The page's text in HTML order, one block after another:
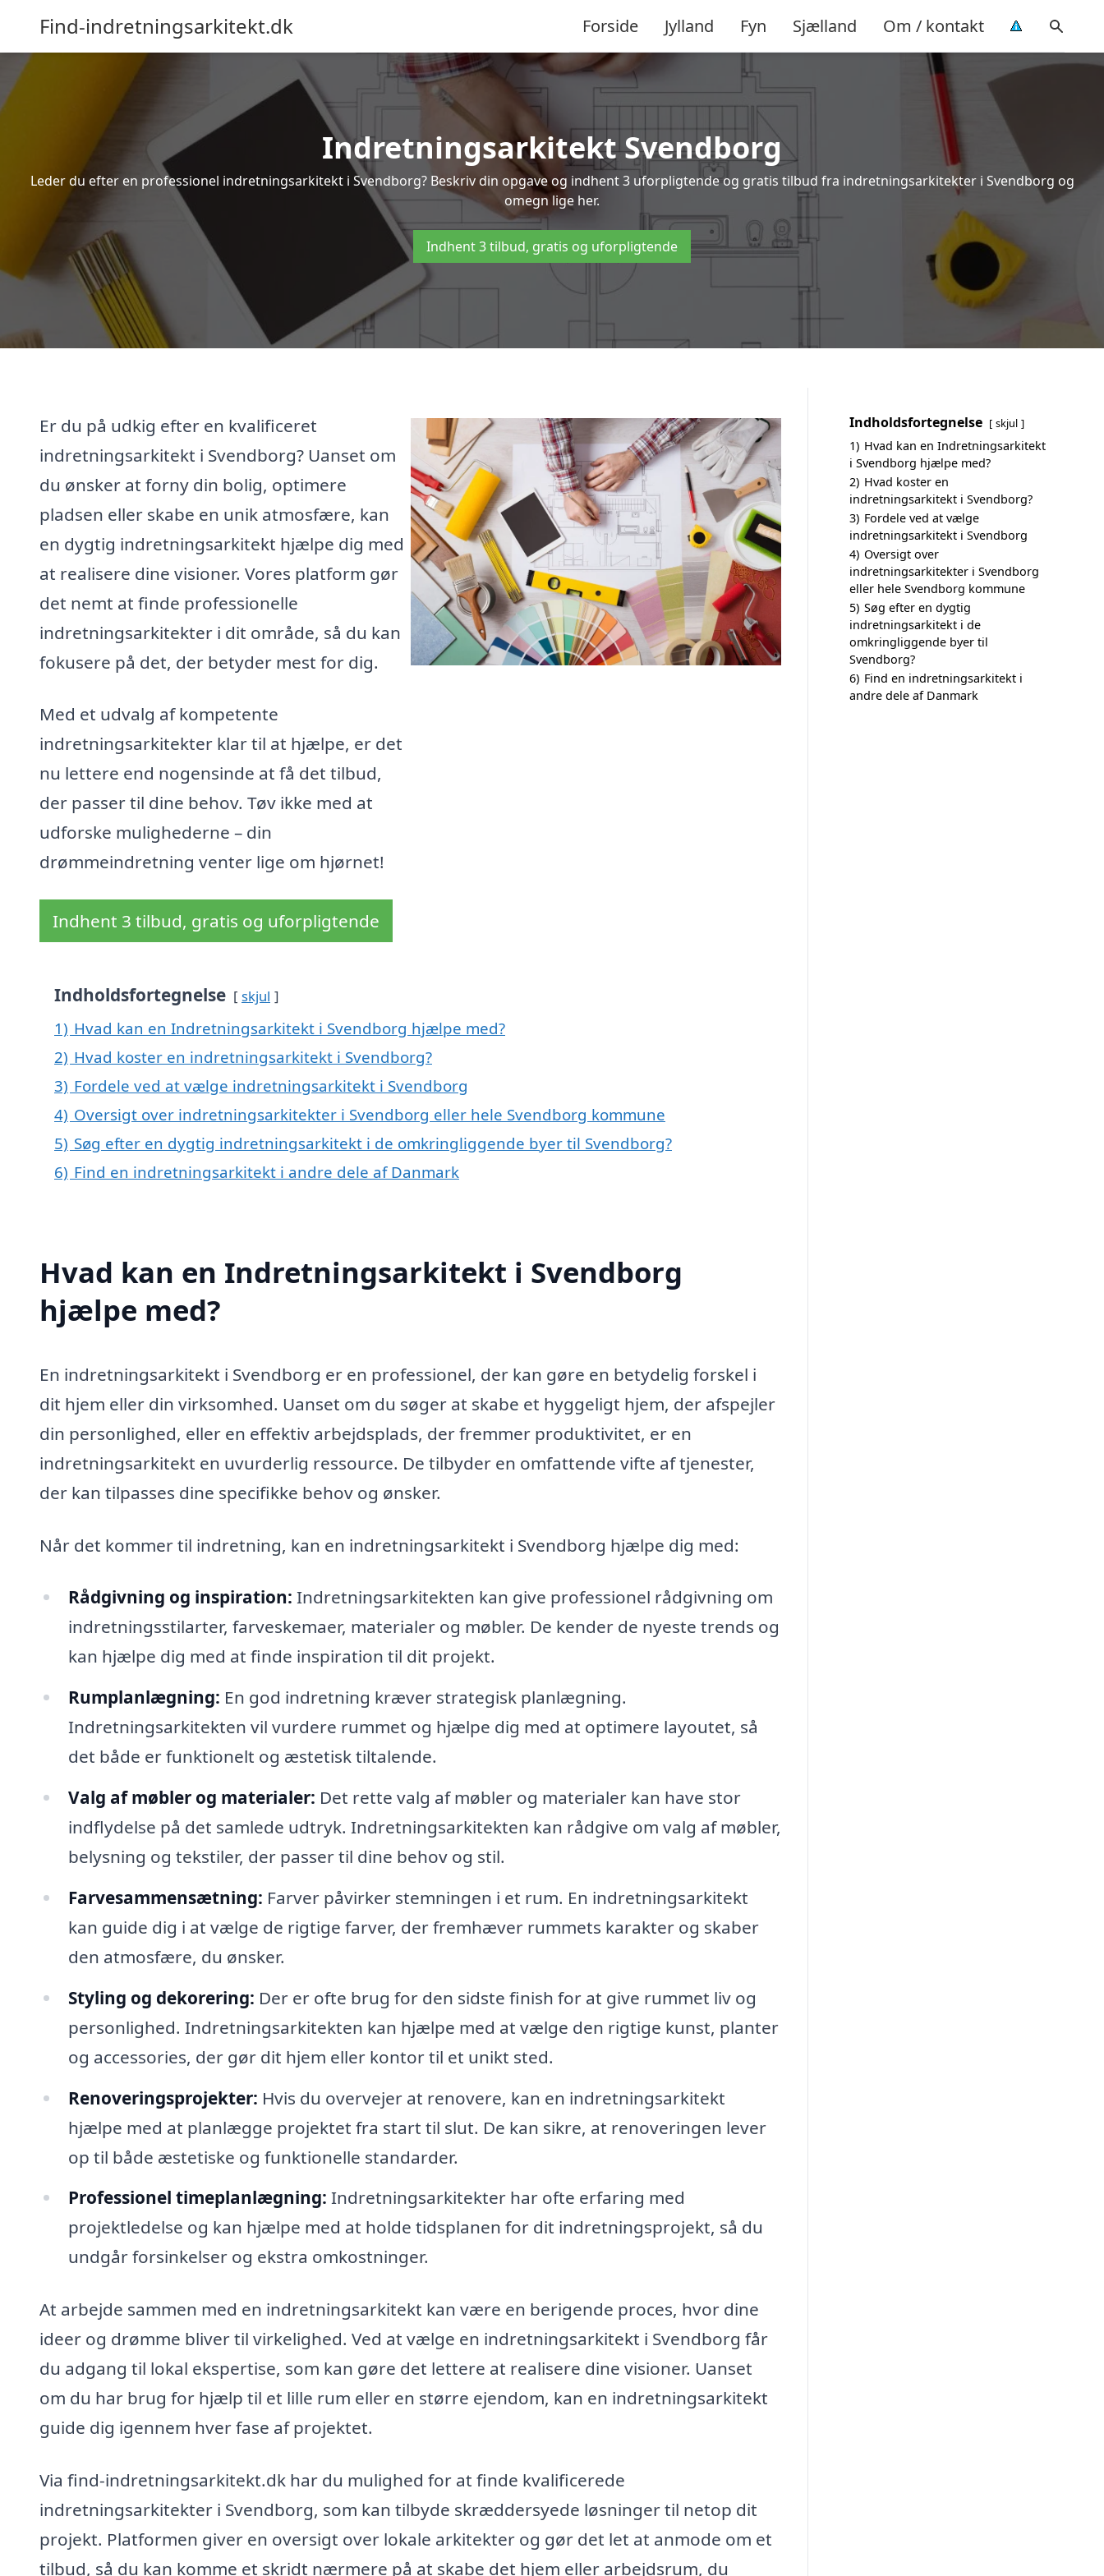
Find-indretningsarkitekt.dk Forside Jylland Fyn Sjælland Om / kontakt
Indretningsarkitekt Svendborg
Leder du efter en professionel indretningsarkitekt i Svendborg? Beskriv din opgave og indhent 3 uforpligtende og gratis tilbud fra indretningsarkitekter i Svendborg og
omegn lige her.
Indhent 3 tilbud, gratis og uforpligtende
Er du på udkig efter en kvalificeret
indretningsarkitekt i Svendborg? Uanset om
du ønsker at forny din bolig, optimere
pladsen eller skabe en unik atmosfære, kan
en dygtig indretningsarkitekt hjælpe dig med
at realisere dine visioner. Vores platform gør
det nemt at finde professionelle
indretningsarkitekter i dit område, så du kan
fokusere på det, der betyder mest for dig.
Med et udvalg af kompetente
indretningsarkitekter klar til at hjælpe, er det
nu lettere end nogensinde at få det tilbud,
der passer til dine behov. Tøv ikke med at
udforske mulighederne – din
drømmeindretning venter lige om hjørnet!
Indhent 3 tilbud, gratis og uforpligtende
Indholdsfortegnelse skjul
1) Hvad kan en Indretningsarkitekt i Svendborg hjælpe med?
2) Hvad koster en indretningsarkitekt i Svendborg?
3) Fordele ved at vælge indretningsarkitekt i Svendborg
4) Oversigt over indretningsarkitekter i Svendborg eller hele Svendborg kommune
5) Søg efter en dygtig indretningsarkitekt i de omkringliggende byer til Svendborg?
6) Find en indretningsarkitekt i andre dele af Danmark
Hvad kan en Indretningsarkitekt i Svendborg
hjælpe med?
En indretningsarkitekt i Svendborg er en professionel, der kan gøre en betydelig forskel i
dit hjem eller din virksomhed. Uanset om du søger at skabe et hyggeligt hjem, der afspejler
din personlighed, eller en effektiv arbejdsplads, der fremmer produktivitet, er en
indretningsarkitekt en uvurderlig ressource. De tilbyder en omfattende vifte af tjenester,
der kan tilpasses dine specifikke behov og ønsker.
Når det kommer til indretning, kan en indretningsarkitekt i Svendborg hjælpe dig med:
Rådgivning og inspiration: Indretningsarkitekten kan give professionel rådgivning om
indretningsstilarter, farveskemaer, materialer og møbler. De kender de nyeste trends og
kan hjælpe dig med at finde inspiration til dit projekt.
Rumplanlægning: En god indretning kræver strategisk planlægning.
Indretningsarkitekten vil vurdere rummet og hjælpe dig med at optimere layoutet, så
det både er funktionelt og æstetisk tiltalende.
Valg af møbler og materialer: Det rette valg af møbler og materialer kan have stor
indflydelse på det samlede udtryk. Indretningsarkitekten kan rådgive om valg af møbler,
belysning og tekstiler, der passer til dine behov og stil.
Farvesammensætning: Farver påvirker stemningen i et rum. En indretningsarkitekt
kan guide dig i at vælge de rigtige farver, der fremhæver rummets karakter og skaber
den atmosfære, du ønsker.
Styling og dekorering: Der er ofte brug for den sidste finish for at give rummet liv og
personlighed. Indretningsarkitekten kan hjælpe med at vælge den rigtige kunst, planter
og accessories, der gør dit hjem eller kontor til et unikt sted.
Renoveringsprojekter: Hvis du overvejer at renovere, kan en indretningsarkitekt
hjælpe med at planlægge projektet fra start til slut. De kan sikre, at renoveringen lever
op til både æstetiske og funktionelle standarder.
Professionel timeplanlægning: Indretningsarkitekter har ofte erfaring med
projektledelse og kan hjælpe med at holde tidsplanen for dit indretningsprojekt, så du
undgår forsinkelser og ekstra omkostninger.
At arbejde sammen med en indretningsarkitekt kan være en berigende proces, hvor dine
ideer og drømme bliver til virkelighed. Ved at vælge en indretningsarkitekt i Svendborg får
du adgang til lokal ekspertise, som kan gøre det lettere at realisere dine visioner. Uanset
om du har brug for hjælp til et lille rum eller en større ejendom, kan en indretningsarkitekt
guide dig igennem hver fase af projektet.
Via find-indretningsarkitekt.dk har du mulighed for at finde kvalificerede
indretningsarkitekter i Svendborg, som kan tilbyde skræddersyede løsninger til netop dit
projekt. Platformen giver en oversigt over lokale arkitekter og gør det let at anmode om et
tilbud, så du kan komme et skridt nærmere på at skabe det hjem eller arbejdsrum, du
Indholdsfortegnelse skjul
1) Hvad kan en Indretningsarkitekt
i Svendborg hjælpe med?
2) Hvad koster en
indretningsarkitekt i Svendborg?
3) Fordele ved at vælge
indretningsarkitekt i Svendborg
4) Oversigt over
indretningsarkitekter i Svendborg
eller hele Svendborg kommune
5) Søg efter en dygtig
indretningsarkitekt i de
omkringliggende byer til
Svendborg?
6) Find en indretningsarkitekt i
andre dele af Danmark